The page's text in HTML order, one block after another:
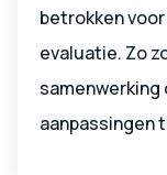
betrokken
evaluatie. Zo
aanpassingen